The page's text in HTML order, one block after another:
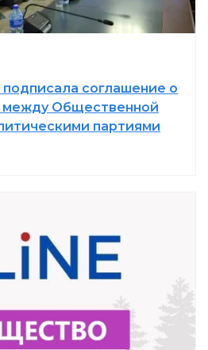
соглашение о
между Общественной
партиями